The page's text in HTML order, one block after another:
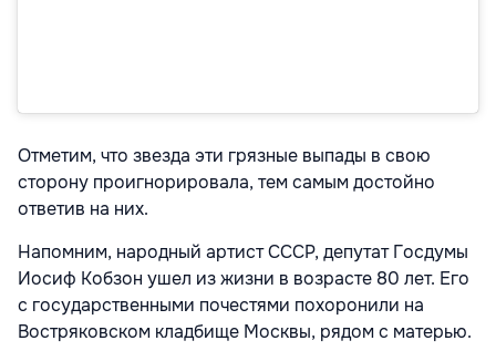
Отметим, что звезда эти грязные выпады в свою
сторону проигнорировала, тем самым достойно
ответив на них.
Напомним, народный артист СССР, депутат Госдумы
Иосиф Кобзон ушел из жизни в возрасте 80 лет. Его
с государственными почестями похоронили на
Востряковском кладбище Москвы, рядом с матерью.